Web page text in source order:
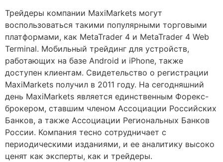
Трейдеры компании MaxiMarkets могут
воспользоваться такими популярными торговыми
платформами, как MetaTrader 4 и MetaTrader 4 Web
Terminal. Мобильный трейдинг для устройств,
работающих на базе Android и iPhone, также
доступен клиентам. Свидетельство о регистрации
MaxiMarkets получил в 2011 году. На сегодняшний
день MaxiMarkets является единственным Форекс-
брокером, ставшим членом Ассоциации Российских
Банков, а также Ассоциации Региональных Банков
России. Компания тесно сотрудничает с
периодическими изданиями, и ее аналитику высоко
ценят как эксперты, как и трейдеры.